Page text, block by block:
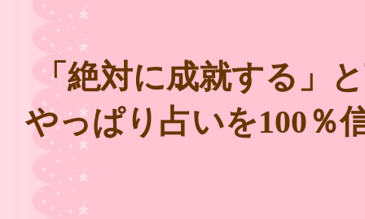
「絶対に成就する」
やっぱり占いを100％